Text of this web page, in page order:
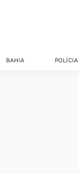
BAHIA POLÍCIA